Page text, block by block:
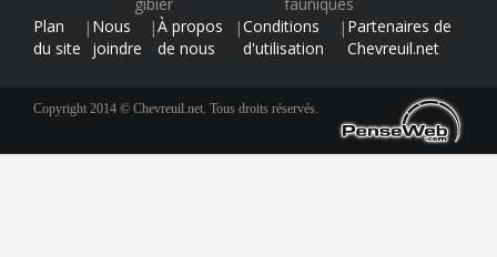
Plan
du site
| Nous
joindre
|À propos
de nous
|Conditions
d'utilisation
| Partenaires de
Chevreuil.net
Copyright 2014 © Chevreuil.net. Tous droits réservés.